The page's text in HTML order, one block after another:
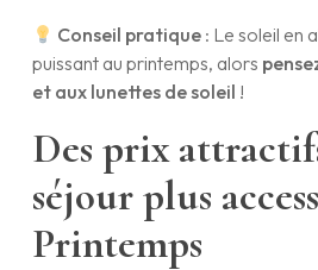
Conseil pratique : Le soleil en
puissant au printemps, alors
et aux lunettes de soleil !
Des prix
séjour plus
Printemps